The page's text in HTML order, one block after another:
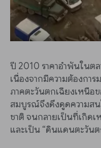
ปี 2010 ราคาอำพันในตล
เนื่องจากมีความต้องกา
ภาคตะวันตกเฉียงเหนือ
สมบูรณ์จึงดึงดูดความส
ชาติ จนกลายเป็นที่เกิด
และเป็น “ดินแดนตะวัน